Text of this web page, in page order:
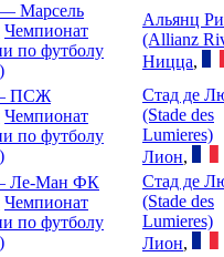
Марсель
Чемпионат
по футболу
Альянц
(Allianz
Ницца,
ПСЖ
Чемпионат
по футболу
Стад де
(Stade des
Lumieres)
Лион,
Ле-Ман ФК
Чемпионат
по футболу
Стад де
(Stade des
Lumieres)
Лион,